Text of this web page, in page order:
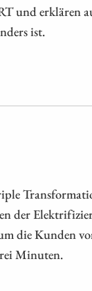
und erklären
ist.
der
die Kunden
Minuten.